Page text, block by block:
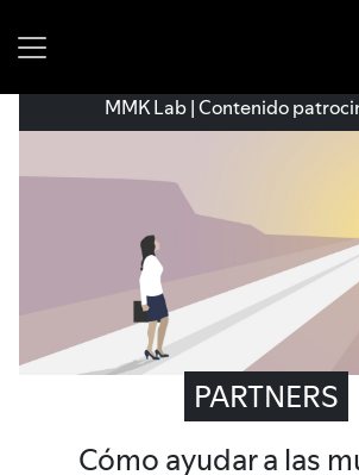
MMK Lab | Contenido
PARTNERS
Cómo ayudar a las